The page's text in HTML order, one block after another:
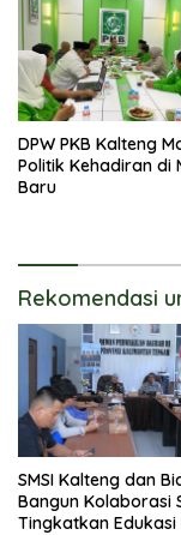
DPW PKB Kalteng
Politik Kehadiran di
Baru
Rekomendasi
SMSI Kalteng dan
Bangun Kolaborasi
Tingkatkan Edukasi